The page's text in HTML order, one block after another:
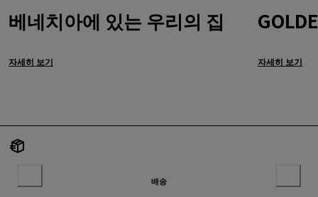
베네치아에 있는 우리의 집
자세히 보기 자세히 보기
배송